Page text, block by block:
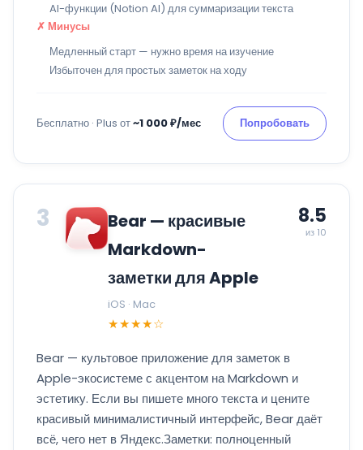
AI-функции (Notion AI) для суммаризации текста
✗ Минусы
Медленный старт — нужно время на изучение
Избыточен для простых заметок на ходу
Бесплатно · Plus от~1 000 ₽/мес Попробовать
3
Bear — красивые
Markdown-
заметки для Apple
iOS · Mac
★★★★☆
8.5
из 10
Bear — культовое приложение для заметок в
Apple-экосистеме с акцентом на Markdown и
эстетику. Если вы пишете много текста и цените
красивый минималистичный интерфейс, Bear даёт
всё, чего нет в Яндекс.Заметки: полноценный